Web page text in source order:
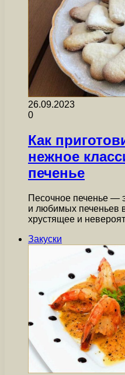
26.09.2023
0
Как
нежное
печенье
Песочное печенье —
и любимых печеньев
хрустящее и
Закуски